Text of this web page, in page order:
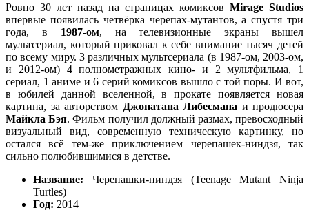
Ровно 30 лет назад на страницах комиксов Mirage Studios
впервые появилась четвёрка черепах-мутантов, а спустя три
года, в 1987-ом, на телевизионные экраны вышел
мультсериал, который приковал к себе внимание тысяч детей
по всему миру. 3 различных мультсериала (в 1987-ом, 2003-ом,
и 2012-ом) 4 полнометражных кино- и 2 мультфильма, 1
сериал, 1 аниме и 6 серий комиксов вышло с той поры. И вот,
в юбилей данной вселенной, в прокате появляется новая
картина, за авторством Джонатана Либесмана и продюсера
Майкла Бэя. Фильм получил должный размах, превосходный
визуальный вид, современную техническую картинку, но
остался всё тем-же приключением черепашек-ниндзя, так
сильно полюбившимися в детстве.
Название: Черепашки-ниндзя (Teenage Mutant Ninja
Turtles)
Год: 2014